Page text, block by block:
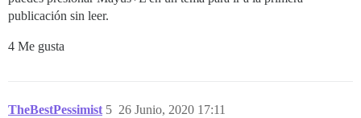
publicación sin leer.
4 Me gusta
TheBestPessimist 26 Junio, 2020 17:11
5